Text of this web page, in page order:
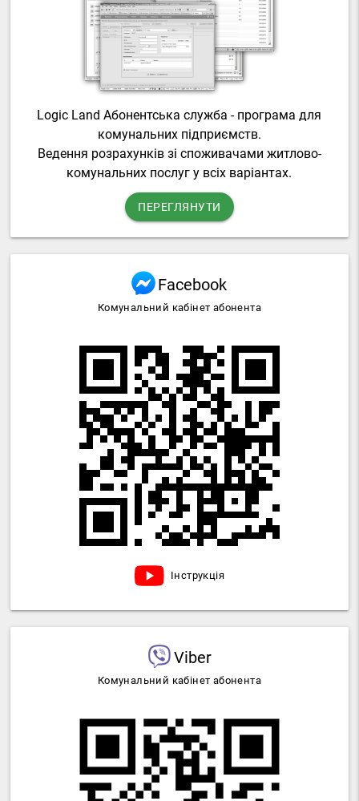
Logic Land Абонентська служба - програма для
комунальних підприємств.
Ведення розрахунків зі споживачами житлово-
комунальних послуг у всіх варіантах.
ПЕРЕГЛЯНУТИ
Facebook
Комунальний кабінет абонента
Інструкція
Viber
Комунальний кабінет абонента